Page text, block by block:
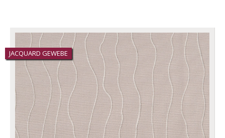
JACQUARD GEWEBE